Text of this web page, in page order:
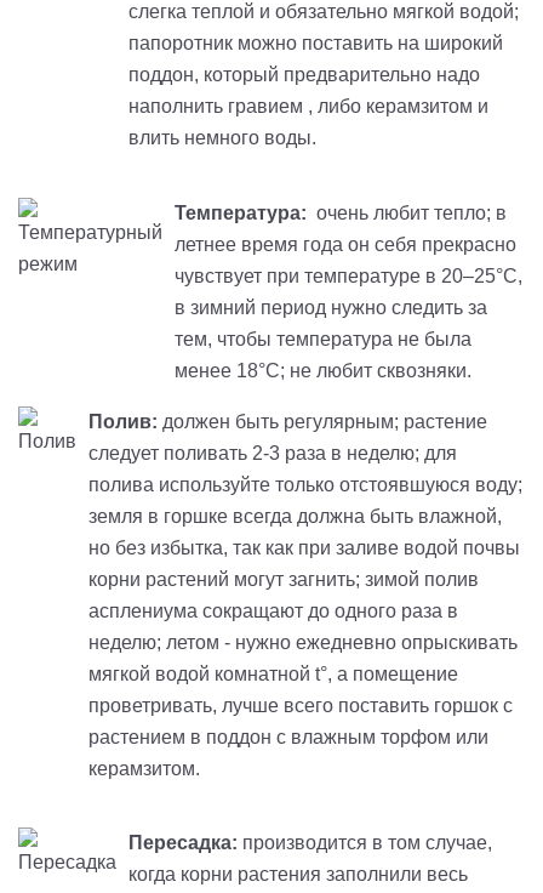
слегка теплой и обязательно мягкой водой;
папоротник можно поставить на широкий
поддон, который предварительно надо
наполнить гравием , либо керамзитом и
влить немного воды.
Температура: очень любит тепло; в
летнее время года он себя прекрасно
чувствует при температуре в 20–25°С,
в зимний период нужно следить за
тем, чтобы температура не была
менее 18°С; не любит сквозняки.
Полив: должен быть регулярным; растение
следует поливать 2-3 раза в неделю; для
полива используйте только отстоявшуюся воду;
земля в горшке всегда должна быть влажной,
но без избытка, так как при заливе водой почвы
корни растений могут загнить; зимой полив
асплениума сокращают до одного раза в
неделю; летом - нужно ежедневно опрыскивать
мягкой водой комнатной t°, а помещение
проветривать, лучше всего поставить горшок с
растением в поддон с влажным торфом или
керамзитом.
Пересадка: производится в том случае,
когда корни растения заполнили весь